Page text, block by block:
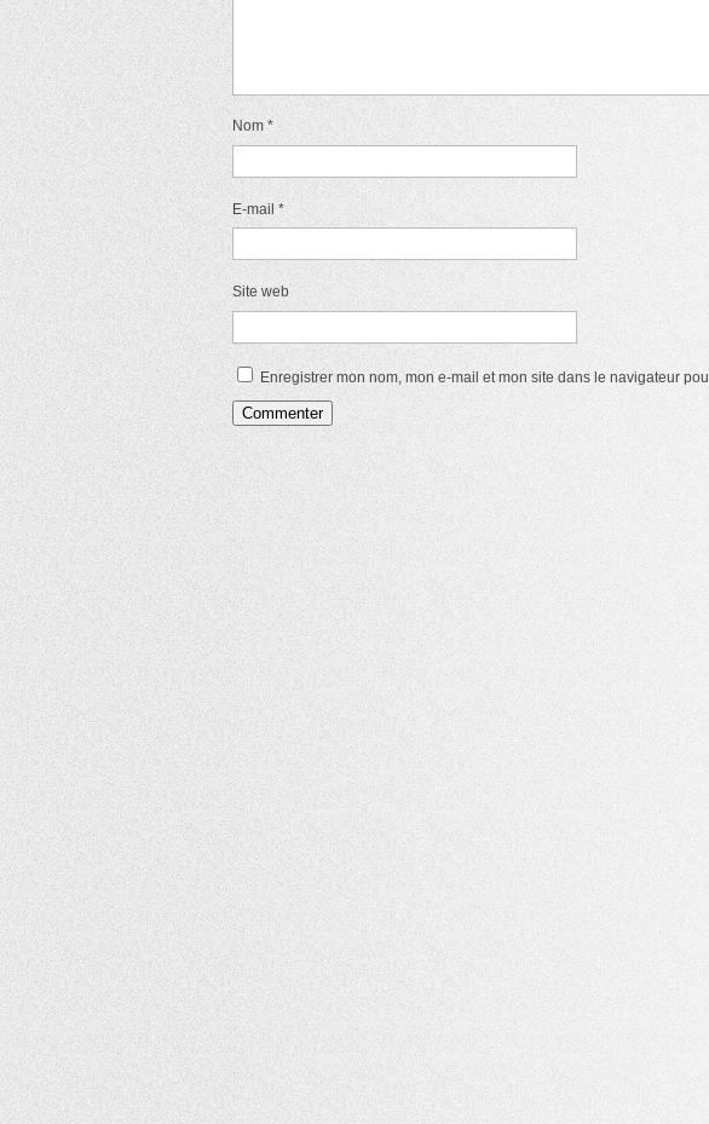
Nom *
E-mail *
Site web
Enregistrer mon nom, mon e-mail et mon site dans le navigateur